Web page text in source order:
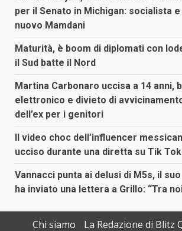
per il Senato in Michigan: socialista e
nuovo Mamdani
Maturità, è boom di diplomati con
il Sud batte il Nord
Martina Carbonaro uccisa a 14 anni,
elettronico e divieto di
dell’ex per i genitori
Il video choc dell’influencer
ucciso durante una diretta su Tik Tok
Vannacci punta ai delusi di M5s, il
ha inviato una lettera a Grillo: “Tra
Chi siamo La Redazione di Blitz